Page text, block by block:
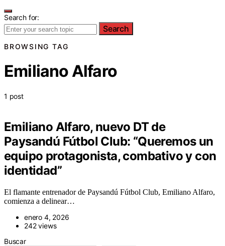
Search for:
Search
BROWSING TAG
Emiliano Alfaro
1 post
Emiliano Alfaro, nuevo DT de
Paysandú Fútbol Club: “Queremos un
equipo protagonista, combativo y con
identidad”
El flamante entrenador de Paysandú Fútbol Club, Emiliano Alfaro,
comienza a delinear…
enero 4, 2026
242 views
Buscar